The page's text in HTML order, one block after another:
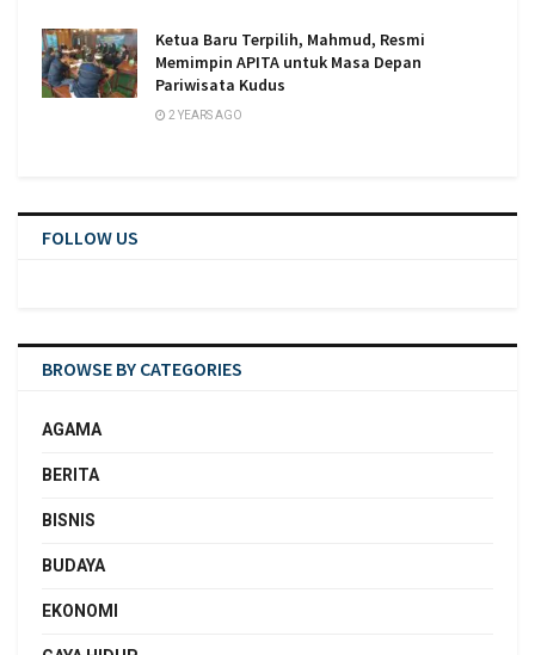
Ketua Baru Terpilih, Mahmud, Resmi
Memimpin APITA untuk Masa Depan
Pariwisata Kudus
2 YEARS AGO
FOLLOW US
BROWSE BY CATEGORIES
AGAMA
BERITA
BISNIS
BUDAYA
EKONOMI